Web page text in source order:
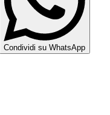
Condividi su WhatsApp